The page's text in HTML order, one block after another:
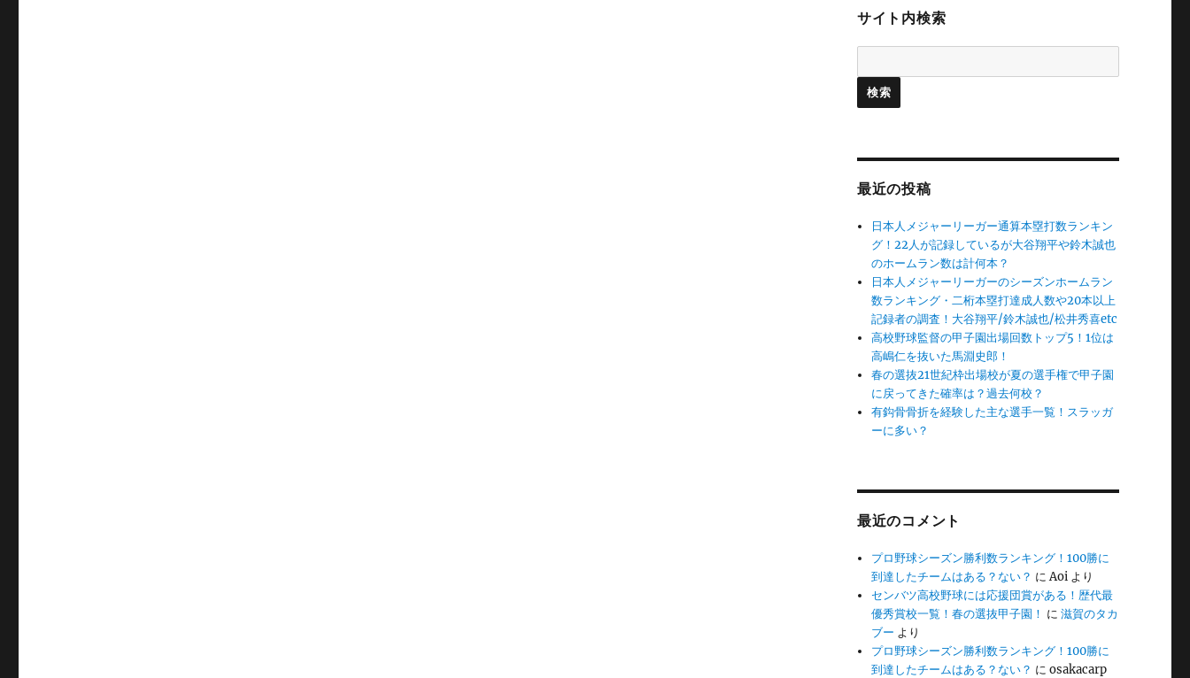
サイト内検索
最近の投稿
日本人メジャーリーガー通算本塁打数ランキン
グ！22人が記録しているが大谷翔平や鈴木誠也
のホームラン数は計何本？
日本人メジャーリーガーのシーズンホームラン
数ランキング・二桁本塁打達成人数や20本以上
記録者の調査！大谷翔平/鈴木誠也/松井秀喜etc
高校野球監督の甲子園出場回数トップ5！1位は
高嶋仁を抜いた馬淵史郎！
春の選抜21世紀枠出場校が夏の選手権で甲子園
に戻ってきた確率は？過去何校？
有鈎骨骨折を経験した主な選手一覧！スラッガ
ーに多い？
最近のコメント
プロ野球シーズン勝利数ランキング！100勝に
到達したチームはある？ない？ にAoi より
センバツ高校野球には応援団賞がある！歴代最
優秀賞校一覧！春の選抜甲子園！ に滋賀のタカ
ブー より
プロ野球シーズン勝利数ランキング！100勝に
到達したチームはある？ない？ にosakacarp